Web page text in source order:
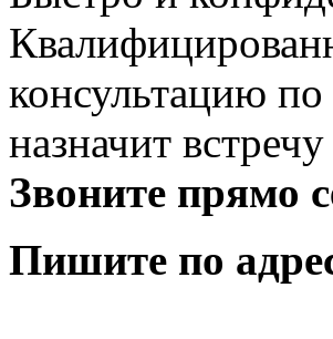
консультацию
назначит
Звоните прямо
Пишите по